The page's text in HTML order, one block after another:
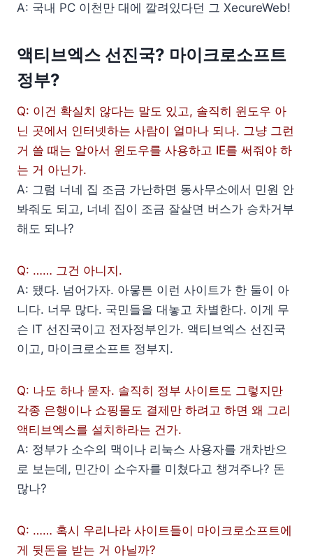
A: 국내 PC 이천만 대에 깔려있다던 그 XecureWeb!
액티브엑스 선진국? 마이크로소프트
정부?
Q: 이건 확실치 않다는 말도 있고, 솔직히 윈도우 아
닌 곳에서 인터넷하는 사람이 얼마나 되나. 그냥 그런
거 쓸 때는 알아서 윈도우를 사용하고 IE를 써줘야 하
는 거 아닌가.
A: 그럼 너네 집 조금 가난하면 동사무소에서 민원 안
봐줘도 되고, 너네 집이 조금 잘살면 버스가 승차거부
해도 되나?
Q: …… 그건 아니지.
A: 됐다. 넘어가자. 아뭏튼 이런 사이트가 한 둘이 아
니다. 너무 많다. 국민들을 대놓고 차별한다. 이게 무
슨 IT 선진국이고 전자정부인가. 액티브엑스 선진국
이고, 마이크로소프트 정부지.
Q: 나도 하나 묻자. 솔직히 정부 사이트도 그렇지만
각종 은행이나 쇼핑몰도 결제만 하려고 하면 왜 그리
액티브엑스를 설치하라는 건가.
A: 정부가 소수의 맥이나 리눅스 사용자를 개차반으
로 보는데, 민간이 소수자를 미쳤다고 챙겨주나? 돈
많나?
Q: …… 혹시 우리나라 사이트들이 마이크로소프트에
게 뒷돈을 받는 거 아닐까?